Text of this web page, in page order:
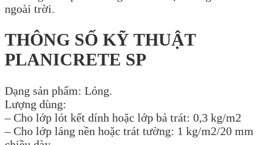
ngoài trời.
THÔNG SỐ KỸ THUẬT
PLANICRETE SP
Dạng sản phẩm: Lỏng.
Lượng dùng:
– Cho lớp lót kết dính hoặc lớp bả trát: 0,3 kg/m2
– Cho lớp láng nền hoặc trát tường: 1 kg/m2/20 mm